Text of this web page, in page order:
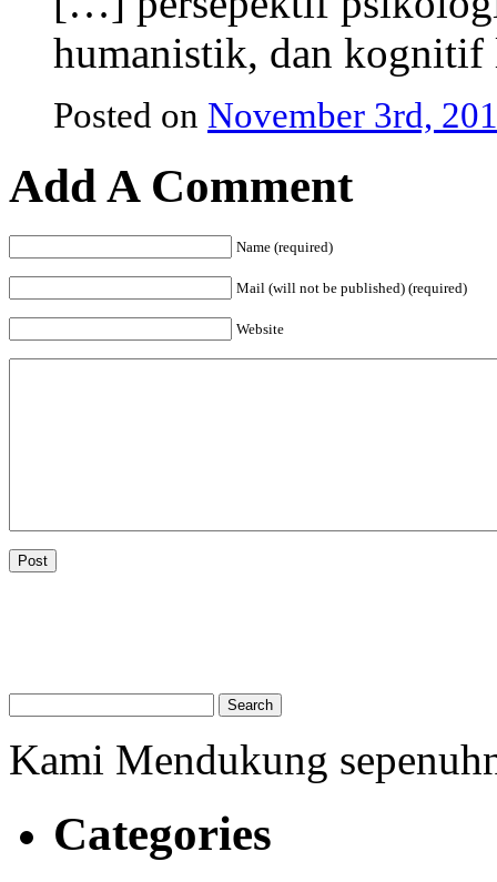
humanistik, dan
Posted on November 3rd,
Add A Comment
Name (required)
Mail (will not be published) (required)
Website
Kami Mendukung
Categories